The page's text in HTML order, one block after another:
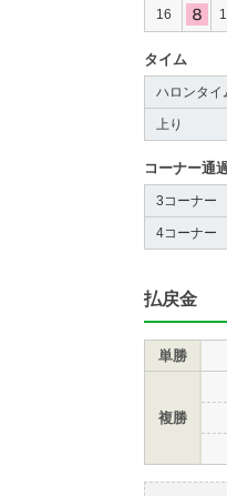
16
タイム
ハロンタイ
上り
コーナー通
3コーナー
4コーナー
払戻金
単勝
複勝